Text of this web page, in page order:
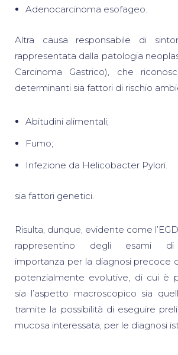
Adenocarcinoma esofageo.
Altra causa responsabile di
rappresentata dalla patologia
Carcinoma Gastrico), che
determinanti sia fattori di rischio
Abitudini alimentali;
Fumo;
Infezione da Helicobacter Pylori.
sia fattori genetici.
Risulta, dunque, evidente come
rappresentino degli esami di
importanza per la diagnosi precoce
potenzialmente evolutive, di cui è
sia l’aspetto macroscopico sia
tramite la possibilità di eseguire
mucosa interessata, per le diagnosi